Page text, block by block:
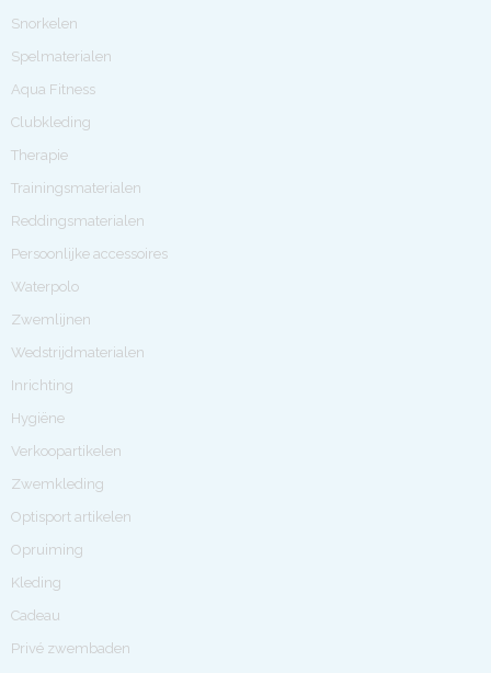
Snorkelen
Spelmaterialen
Aqua Fitness
Clubkleding
Therapie
Trainingsmaterialen
Reddingsmaterialen
Persoonlijke accessoires
Waterpolo
Zwemlijnen
Wedstrijdmaterialen
Inrichting
Hygiëne
Verkoopartikelen
Zwemkleding
Optisport artikelen
Opruiming
Kleding
Cadeau
Privé zwembaden